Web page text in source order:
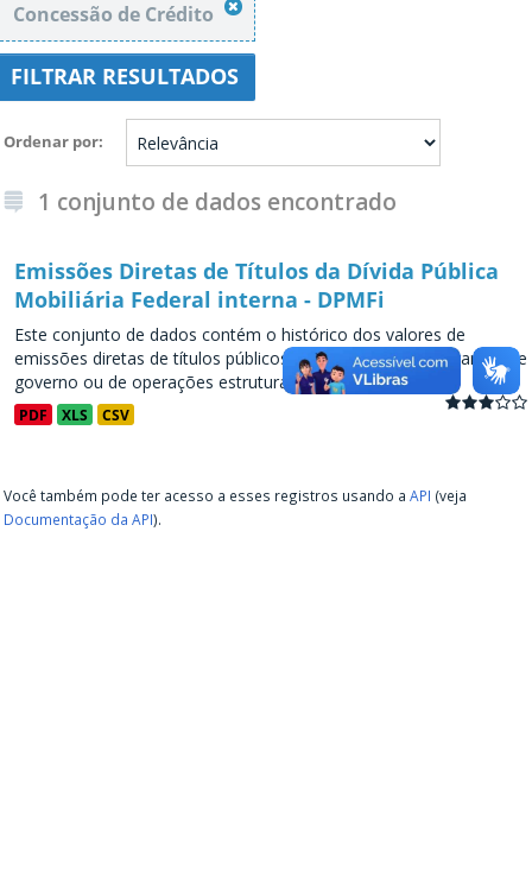
Concessão de Crédito
FILTRAR RESULTADOS
Ordenar por
1 conjunto de dados encontrado
Emissões Diretas de Títulos da Dívida Pública
Mobiliária Federal interna - DPMFi
Este conjunto de dados contém o histórico dos valores de
emissões diretas de títulos públicos, decorrentes de programas de
governo ou de operações estruturadas, a partir de...
PDF XLS CSV
Você também pode ter acesso a esses registros usando a API (veja
Documentação da API).